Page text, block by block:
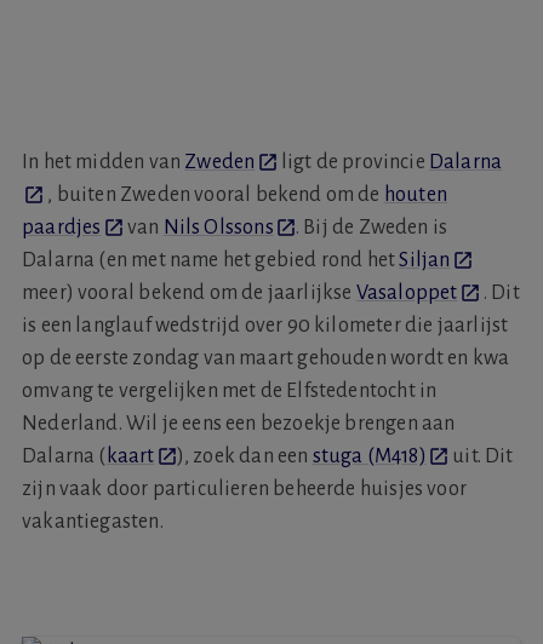
In het midden van Zweden ligt de provincie Dalarna
, buiten Zweden vooral bekend om de houten
paardjes
van Nils Olssons
. Bij de Zweden is
Dalarna (en met name het gebied rond hetSiljan
meer) vooral bekend om de jaarlijkse Vasaloppet
. Dit
is een langlauf wedstrijd over 90 kilometer die jaarlijst
op de eerste zondag van maart gehouden wordt en kwa
omvang te vergelijken met de Elfstedentocht in
Nederland. Wil je eens een bezoekje brengen aan
Dalarna ( kaart ), zoek dan een stuga (M418)
uit. Dit
zijn vaak door particulieren beheerde huisjes voor
vakantiegasten.